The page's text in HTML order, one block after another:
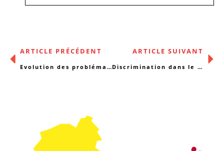
ARTICLE PRÉCÉDENT
Evolution des problématiques sociales et de santé à Bruxelles : analyse et recommandations
ARTICLE SUIVANT
Discrimination dans le logement : un formulaire-type